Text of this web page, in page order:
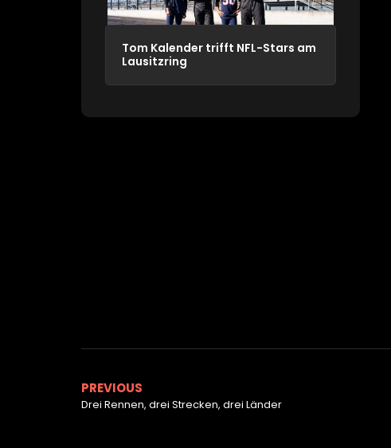
Tom Kalender trifft NFL-Stars am
Lausitzring
PREVIOUS
Drei Rennen, drei Strecken, drei Länder